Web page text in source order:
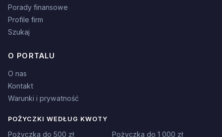
Porady finansowe
Profile firm
Szukaj
O PORTALU
O nas
Kontakt
Warunki i prywatność
POŻYCZKI WEDŁUG KWOTY
Pożyczka do 500 zł
Pożyczka do 1 000 zł